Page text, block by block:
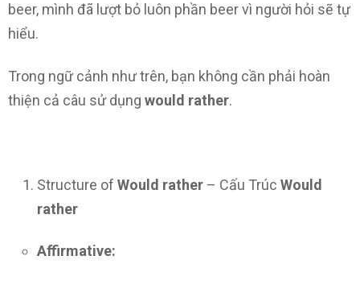
beer, mình đã lượt bỏ luôn phần beer vì người hỏi sẽ tự
hiểu.
Trong ngữ cảnh như trên, bạn không cần phải hoàn
thiện cả câu sử dụng would rather.
Structure of Would rather – Cấu Trúc Would
rather
Affirmative: